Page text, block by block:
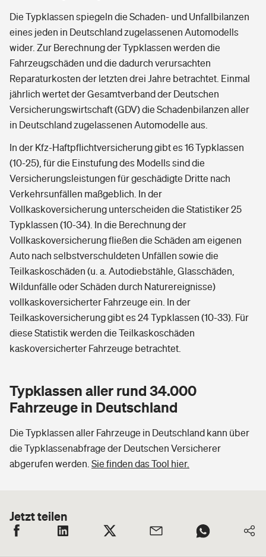
Die Typklassen spiegeln die Schaden- und Unfallbilanzen
eines jeden in Deutschland zugelassenen Automodells
wider. Zur Berechnung der Typklassen werden die
Fahrzeugschäden und die dadurch verursachten
Reparaturkosten der letzten drei Jahre betrachtet. Einmal
jährlich wertet der Gesamtverband der Deutschen
Versicherungswirtschaft (GDV) die Schadenbilanzen aller
in Deutschland zugelassenen Automodelle aus.
In der Kfz-Haftpflichtversicherung gibt es 16 Typklassen
(10-25), für die Einstufung des Modells sind die
Versicherungsleistungen für geschädigte Dritte nach
Verkehrsunfällen maßgeblich. In der
Vollkaskoversicherung unterscheiden die Statistiker 25
Typklassen (10-34). In die Berechnung der
Vollkaskoversicherung fließen die Schäden am eigenen
Auto nach selbstverschuldeten Unfällen sowie die
Teilkaskoschäden (u. a. Autodiebstähle, Glasschäden,
Wildunfälle oder Schäden durch Naturereignisse)
vollkaskoversicherter Fahrzeuge ein. In der
Teilkaskoversicherung gibt es 24 Typklassen (10-33). Für
diese Statistik werden die Teilkaskoschäden
kaskoversicherter Fahrzeuge betrachtet.
Typklassen aller rund 34.000
Fahrzeuge in Deutschland
Die Typklassen aller Fahrzeuge in Deutschland kann über
die Typklassenabfrage der Deutschen Versicherer
abgerufen werden. Sie finden das Tool hier.
Jetzt teilen